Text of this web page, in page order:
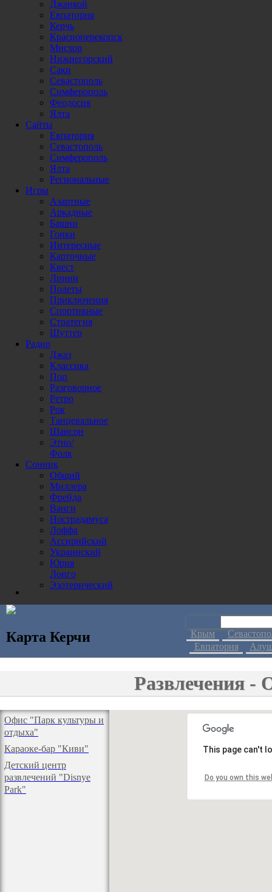
Джанкой
Евпатория
Керчь
Красноперекопск
Мисхор
Нижнегорский
Саки
Севастополь
Симферополь
Феодосия
Ялта
Сайты
Евпатория
Севастополь
Симферополь
Ялта
Региональные
Игры
Азартные
Аркадные
Башни
Гонки
Интересные
Карточные
Квест
Линии
Полеты
Приключения
Спортивные
Стратегия
Шуттер
Радио
Джаз
Классика
Поп
Разговорное
Ретро
Рок
Танцевальное
Шансон
Этно/
Фолк
Сонник
Общий
Миллера
Фрейда
Ванги
Нострадамуса
Лоффа
Ассирийский
Украинский
Юрия
Лонго
Эзотерический
Карта Керчи Крым
Евпатория
Развлечения -
Офис "Парк культуры и
отдыха"
Караоке-бар "Киви"
Детский центр
развлечений "Disnye
Park"
This page can't
Do you own this